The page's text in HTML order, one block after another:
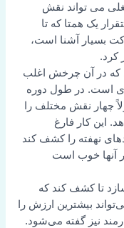
می تواند نقش
یک همتا که تا
بسیار آشنا است،
کرد.
که در آن چرخش اغلب
است. در طول دوره
چهار نقش مختلف را
این کار فارغ
نهفته را کشف کند
آنها خوب است
تا کشف کند که
بیشترین ارزش را
نیز گفته می‌شود.